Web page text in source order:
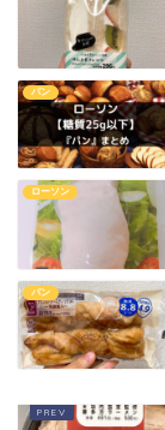
パン
ローソン
パン